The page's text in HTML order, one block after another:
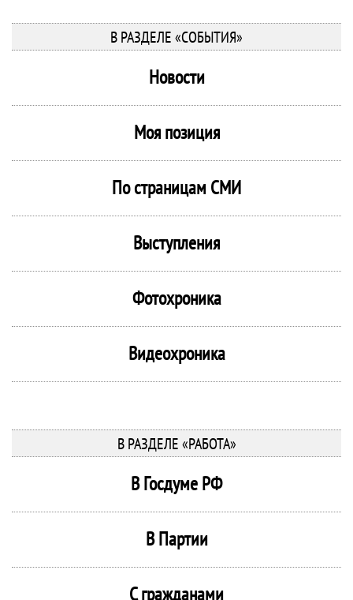
В РАЗДЕЛЕ «СОБЫТИЯ»
Новости
Моя позиция
По страницам СМИ
Выступления
Фотохроника
Видеохроника
В РАЗДЕЛЕ «РАБОТА»
В Госдуме РФ
В Партии
С гражданами